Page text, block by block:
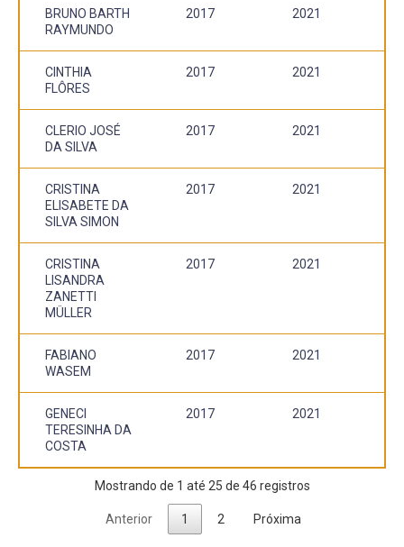
BRUNO BARTH
RAYMUNDO
2017 2021
CINTHIA
FLÔRES
2017 2021
CLERIO JOSÉ
DA SILVA
2017 2021
CRISTINA
ELISABETE DA
SILVA SIMON
2017 2021
CRISTINA
LISANDRA
ZANETTI
MÜLLER
2017 2021
FABIANO
WASEM
2017 2021
GENECI
TERESINHA DA
COSTA
2017 2021
Mostrando de 1 até 25 de 46 registros
Anterior 1 2 Próxima